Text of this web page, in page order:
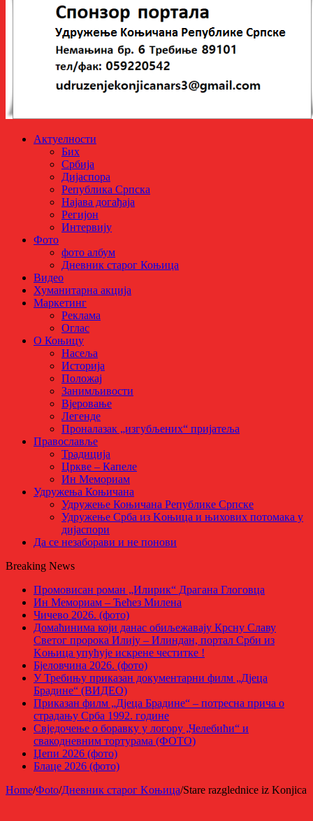
Актуелности
Бих
Србија
Дијаспора
Република Српска
Најава догађаја
Регијон
Интервију
Фото
фото албум
Дневник старог Коњица
Видео
Хуманитарна акција
Маркетинг
Реклама
Оглас
О Коњицу
Насеља
Историја
Положај
Занимљивости
Вјеровање
Легенде
Проналазак „изгубљених“ пријатеља
Православље
Традиција
Цркве – Капеле
Ин Мемориам
Удружења Коњичана
Удружење Коњичана Републике Српске
Удружење Срба из Kоњица и њихових потомака у
дијаспори
Да се незаборави и не понови
Breaking News
Промовисан роман „Илирик“ Драгана Глоговца
Ин Мемориам – Ћећез Милена
Чичево 2026. (фото)
Домаћинима који данас обиљежавају Крсну Славу
Светог пророка Илију – Илиндан, портал Срби из
Kоњица упућује искрене честитке !
Бјеловчина 2026. (фото)
У Требињу приказан документарни филм „Дјеца
Брадине“ (ВИДЕО)
Приказан филм „Дјеца Брадине“ – потресна прича о
страдању Срба 1992. године
Свједочење о боравку у логору „Челебићи“ и
свакодневним тортурама (ФОТО)
Џепи 2026 (фото)
Блаце 2026 (фото)
Home/Фoto/Дневник старог Kоњица/Stare razglednice iz Konjica